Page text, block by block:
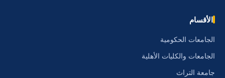
الأقسام
الجامعات الحكومية
الجامعات والكليات الأهلية
جامعة التراث